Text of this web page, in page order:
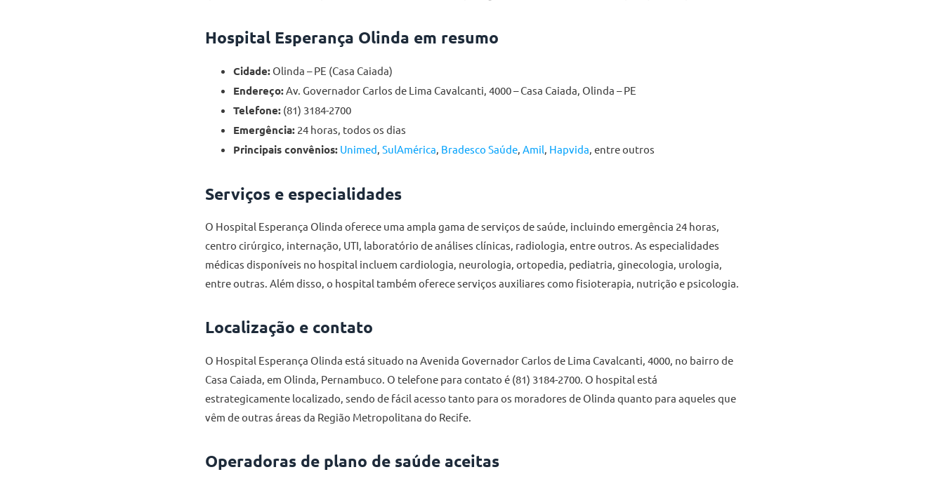
Hospital Esperança Olinda em resumo
Cidade: Olinda – PE (Casa Caiada)
Endereço:Av. Governador Carlos de Lima Cavalcanti, 4000 – Casa Caiada, Olinda – PE
Telefone: (81) 3184-2700
Emergência: 24 horas, todos os dias
Principais convênios: Unimed, SulAmérica, Bradesco Saúde, Amil, Hapvida, entre outros
Serviços e especialidades
O Hospital Esperança Olinda oferece uma ampla gama de serviços de saúde, incluindo emergência 24 horas,
centro cirúrgico, internação, UTI, laboratório de análises clínicas, radiologia, entre outros. As especialidades
médicas disponíveis no hospital incluem cardiologia, neurologia, ortopedia, pediatria, ginecologia, urologia,
entre outras. Além disso, o hospital também oferece serviços auxiliares como fisioterapia, nutrição e psicologia.
Localização e contato
O Hospital Esperança Olinda está situado na Avenida Governador Carlos de Lima Cavalcanti, 4000, no bairro de
Casa Caiada, em Olinda, Pernambuco. O telefone para contato é (81) 3184-2700. O hospital está
estrategicamente localizado, sendo de fácil acesso tanto para os moradores de Olinda quanto para aqueles que
vêm de outras áreas da Região Metropolitana do Recife.
Operadoras de plano de saúde aceitas